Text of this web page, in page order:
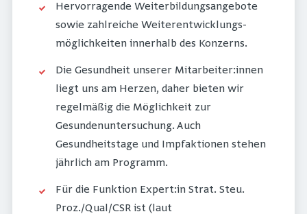
Hervorragende Weiterbildungsangebote
sowie zahlreiche Weiterentwicklungs-
möglichkeiten innerhalb des Konzerns.
Die Gesundheit unserer Mitarbeiter:innen
liegt uns am Herzen, daher bieten wir
regelmäßig die Möglichkeit zur
Gesundenuntersuchung. Auch
Gesundheitstage und Impfaktionen stehen
jährlich am Programm.
Für die Funktion Expert:in Strat. Steu.
Proz./Qual/CSR ist (laut